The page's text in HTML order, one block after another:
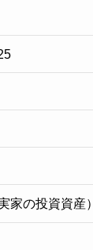
家の投資資産）